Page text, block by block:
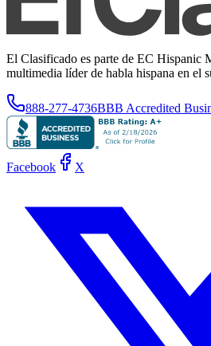
El Clasificado es parte de EC Hispanic
multimedia líder de habla hispana en el
888-277-4736BBB Accredited
Facebook X